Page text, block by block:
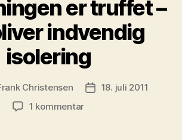
er truffet –
indvendig
isolering
Christensen Indlægsdato
18. juli 2011
1 kommentartil